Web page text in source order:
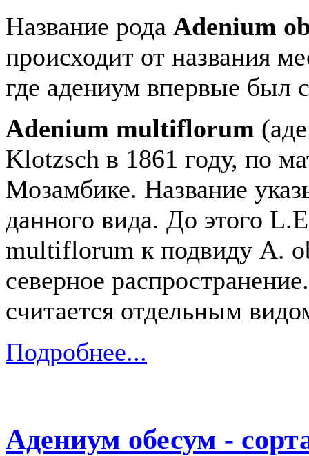
Название рода Adenium
происходит от названия
где адениум впервые был
Adenium multiflorum
Klotzsch в 1861 году, по
Мозамбике. Название
данного вида. До этого
multiflorum к подвиду А.
северное
считается отдельным
Подробнее...
Адениум обесум -